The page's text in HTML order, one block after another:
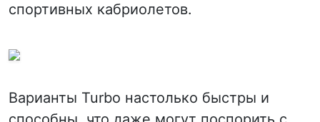
спортивных кабриолетов.
Варианты Turbo настолько быстры и